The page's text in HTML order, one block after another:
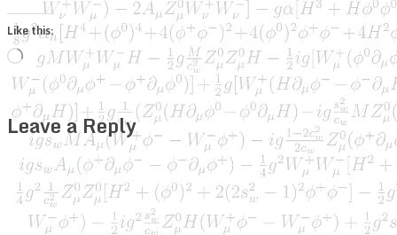
Like this:
Loading…
Leave a Reply